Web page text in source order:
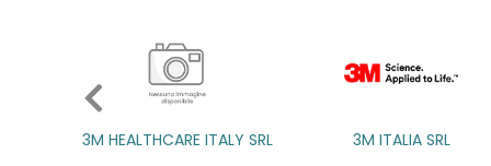
3M HEALTHCARE ITALY SRL 3M ITALIA SRL
3M ITALIA SRL